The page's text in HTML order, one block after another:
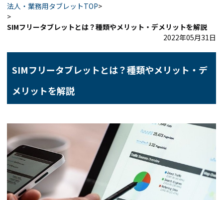
法人・業務用タブレットTOP>
>
SIMフリータブレットとは？種類やメリット・デメリットを解説
2022年05月31日
SIMフリータブレットとは？種類やメリット・デ
メリットを解説